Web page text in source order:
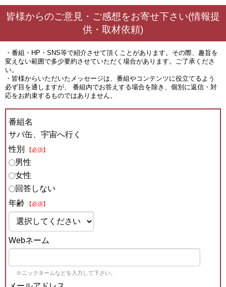
皆様からのご意見・ご感想をお寄せ下さい(情報提
供・取材依頼)
・番組・HP・SNS等で紹介させて頂くことがあります。その際、趣旨を
変えない範囲で多少要約させていただく場合があります。ご了承くださ
い。
・皆様からいただいたメッセージは、番組やコンテンツに役立てるよう
必ず目を通しますが、 番組内でお答えする場合を除き、個別に返信・対
応をお約束するものではありません。
番組名
サバ缶、宇宙へ行く
性別
【必須】
男性
女性
回答しない
年齢
【必須】
Webネーム
※ニックネームなどを入力して下さい。